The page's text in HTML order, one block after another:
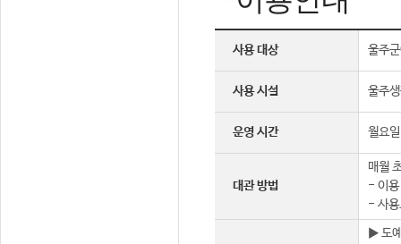
사용 대상 울주
사용 시설 울주
운영 시간 월요
대관 방법
매월
- 이용
- 사용
▶ 도